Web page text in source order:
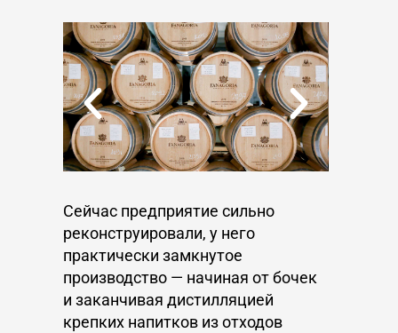
Сейчас предприятие сильно
реконструировали, у него
практически замкнутое
производство — начиная от бочек
и заканчивая дистилляцией
крепких напитков из отходов